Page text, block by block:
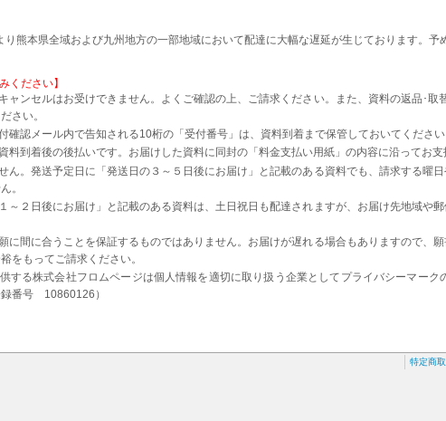
り熊本県全域および九州地方の一部地域において配達に大幅な遅延が生じております。予
ください】
ャンセルはお受けできません。よくご確認の上、ご請求ください。また、資料の返品･取
さい。
確認メール内で告知される10桁の「受付番号」は、資料到着まで保管しておいてくださ
料到着後の後払いです。お届けした資料に同封の「料金支払い用紙」の内容に沿ってお
ん。発送予定日に「発送日の３～５日後にお届け」と記載のある資料でも、請求する曜
。
～２日後にお届け」と記載のある資料は、土日祝日も配達されますが、お届け先地域や
に間に合うことを保証するものではありません。お届けが遅れる場合もありますので、
をもってご請求ください。
する株式会社フロムページは個人情報を適切に取り扱う企業としてプライバシーマーク
番号 10860126）
特定商